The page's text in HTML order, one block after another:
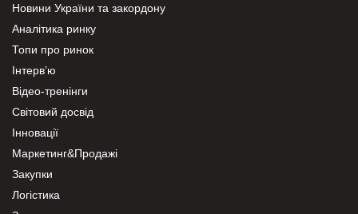
Новини України та закордону
Аналітика ринку
Топи про ринок
Інтерв’ю
Відео-тренінги
Світовий досвід
Інновації
Маркетинг&Продажі
Закупки
Логістика